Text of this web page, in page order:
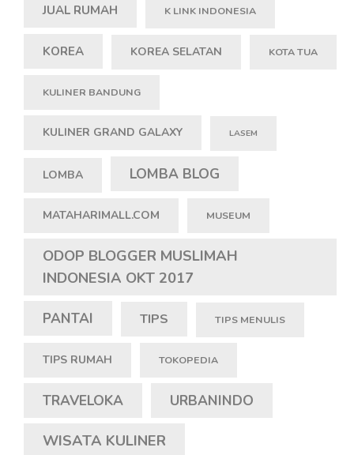
JUAL RUMAH K LINK INDONESIA
KOREA KOREA SELATAN KOTA TUA
KULINER BANDUNG
KULINER GRAND GALAXY LASEM
LOMBA LOMBA BLOG
MATAHARIMALL.COM MUSEUM
ODOP BLOGGER MUSLIMAH
INDONESIA OKT 2017
PANTAI TIPS TIPS MENULIS
TIPS RUMAH TOKOPEDIA
TRAVELOKA URBANINDO
WISATA KULINER